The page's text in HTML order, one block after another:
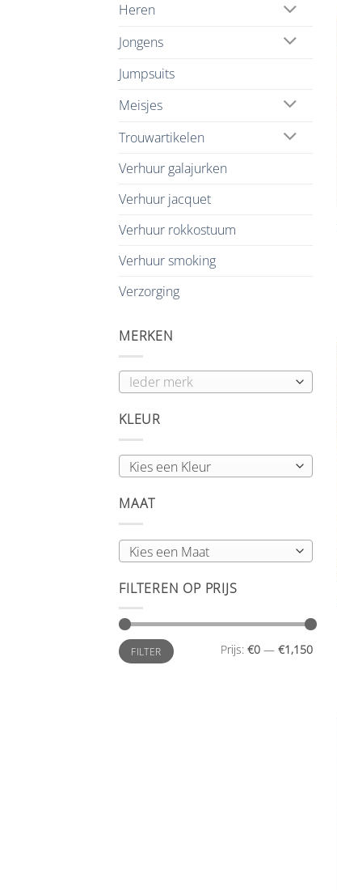
Heren
Jongens
Jumpsuits
Meisjes
Trouwartikelen
Verhuur galajurken
Verhuur jacquet
Verhuur rokkostuum
Verhuur smoking
Verzorging
MERKEN
KLEUR
Kies een Kleur
MAAT
Kies een Maat
FILTEREN OP PRIJS
Min.
prijs
Max.
prijsFILTER Prijs: €0 — €1,150